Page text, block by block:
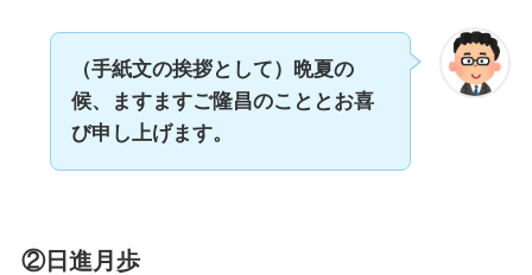
（手紙文の挨拶として）晩夏の
候、ますますご隆昌のこととお喜
び申し上げます。
②日進月歩